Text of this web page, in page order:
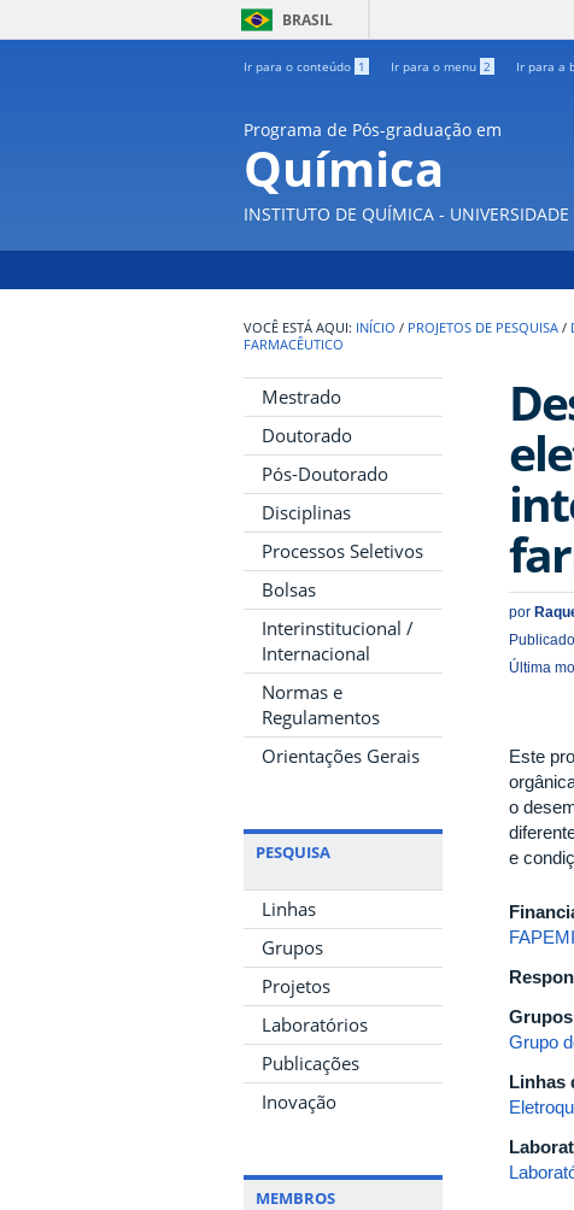
BRASIL
Ir para o conteúdo 1 Ir para o menu 2 Ir para a
Programa de Pós-graduação em
Química
INSTITUTO DE QUÍMICA -
INÍCIO / PROJETOS DE PESQUISA /
FARMACÊUTICO
Mestrado
Doutorado
Pós-Doutorado
Disciplinas
Processos Seletivos
Bolsas
Interinstitucional /
Internacional
Normas e
Regulamentos
Orientações Gerais
PESQUISA
Linhas
Grupos
Projetos
Laboratórios
Publicações
Inovação
MEMBROS
por
Última
Este
o
e
Grupo
Linhas